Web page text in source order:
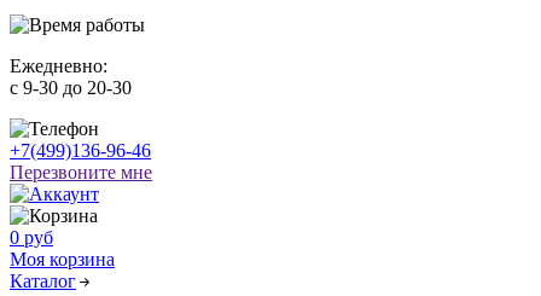
Ежедневно:
c 9-30 до 20-30
+7(499)136-96-46
Перезвоните мне
0 руб
Моя корзина
Каталог